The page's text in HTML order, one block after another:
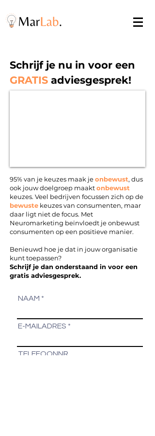
Schrijf je nu in voor een
GRATIS adviesgesprek!
95% van je keuzes maak jeonbewust, dus
ook jouw doelgroep maaktonbewust
keuzes. Veel bedrijven focussen zich op de
bewuste keuzes van consumenten, maar
daar ligt niet de focus. Met
Neuromarketing beïnvloedt je onbewust
consumenten op een positieve manier.
Benieuwd hoe je dat in jouw organisatie
kunt toepassen?
Schrijf je dan onderstaand in voor een
gratis adviesgesprek.
NAAM
E-MAILADRES
TELEFOONNR.